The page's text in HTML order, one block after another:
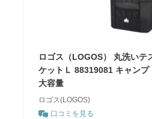
ロゴス（LOGOS） 丸洗いテ
ケットＬ 88319081 キャンプ
大容量
ロゴス(LOGOS)
口コミを見る